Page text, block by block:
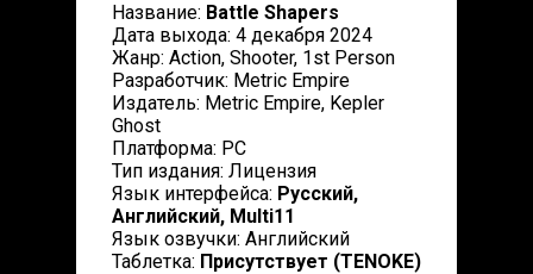
Название: Battle Shapers
Дата выхода: 4 декабря 2024
Жанр: Action, Shooter, 1st Person
Разработчик: Metric Empire
Издатель: Metric Empire, Kepler
Ghost
Платформа: PC
Тип издания: Лицензия
Язык интерфейса: Русский,
Английский, Multi11
Язык озвучки: Английский
Таблетка: Присутствует (TENOKE)